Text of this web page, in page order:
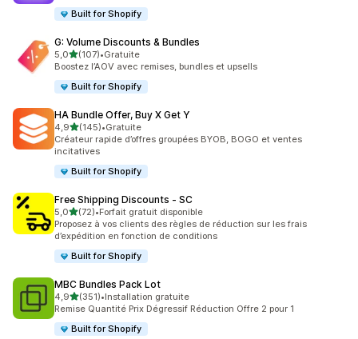
Built for Shopify
G: Volume Discounts & Bundles
5,0étoile(s) sur 5
(107)
107 avis au total
•Gratuite
Boostez l’AOV avec remises, bundles et upsells
Built for Shopify
HA Bundle Offer, Buy X Get Y
4,9étoile(s) sur 5
(145)
145 avis au total
•Gratuite
Créateur rapide d’offres groupées BYOB, BOGO et ventes
incitatives
Built for Shopify
Free Shipping Discounts ‑ SC
5,0étoile(s) sur 5
(72)
72 avis au total
•Forfait gratuit disponible
Proposez à vos clients des règles de réduction sur les frais
d’expédition en fonction de conditions
Built for Shopify
MBC Bundles Pack Lot
4,9étoile(s) sur 5
(351)
351 avis au total
•Installation gratuite
Remise Quantité Prix Dégressif Réduction Offre 2 pour 1
Built for Shopify